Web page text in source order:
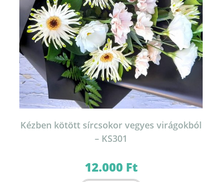
Kézben kötött sírcsokor vegyes virágokból
– KS301
12.000 Ft